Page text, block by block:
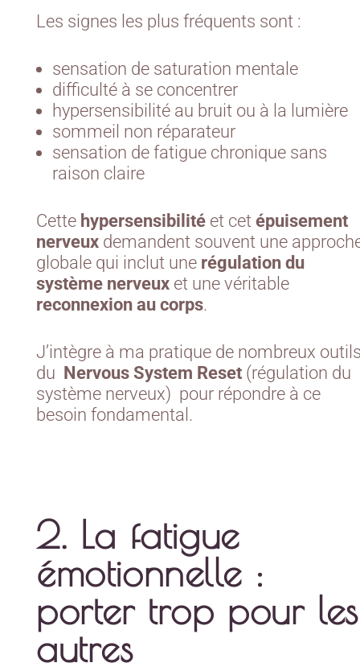
Les signes les plus fréquents sont :
sensation de saturation mentale
difficulté à se concentrer
hypersensibilité au bruit ou à la lumière
sommeil non réparateur
sensation de fatigue chronique sans
raison claire
Cette hypersensibilité et cet épuisement
nerveux demandent souvent une
globale qui inclut une régulation du
système nerveux et une véritable
reconnexion au corps.
J’intègre à ma pratique de nombreux
du Nervous System Reset (régulation du
système nerveux) pour répondre à ce
besoin fondamental.
2. La fatigue
émotionnelle :
porter trop pour les
autres